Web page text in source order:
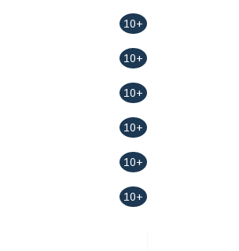
10+
10+
10+
10+
10+
10+